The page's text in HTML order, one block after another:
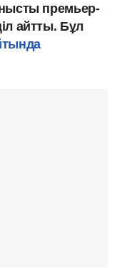
премьер-
айтты. Бұл